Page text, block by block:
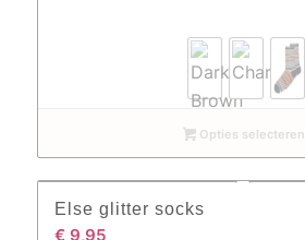
Opties selecteren
Else glitter socks
€ 9,95